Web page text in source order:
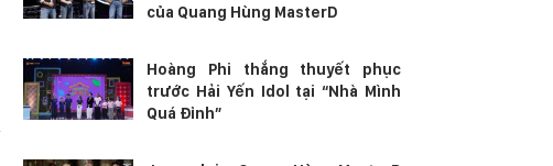
của Quang Hùng MasterD
Hoàng Phi thắng thuyết phục
trước Hải Yến Idol tại “Nhà Mình
Quá Đỉnh”